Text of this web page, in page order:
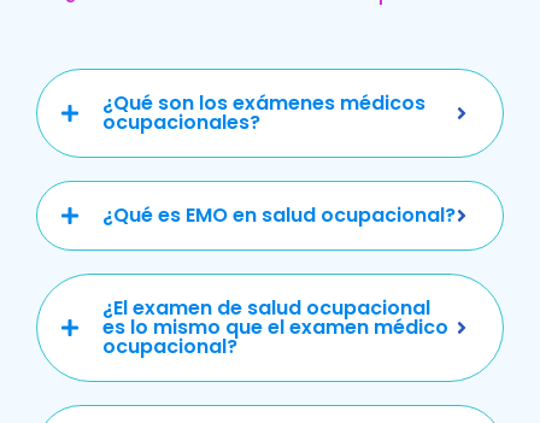
¿Qué son los exámenes médicos
ocupacionales?
¿Qué es EMO en salud ocupacional?
¿El examen de salud ocupacional
es lo mismo que el examen médico
ocupacional?